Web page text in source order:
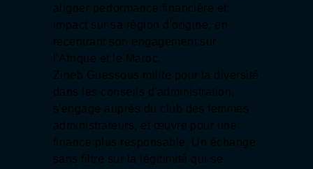
aligner performance financière et
impact sur sa région d'origine, en
recentrant son engagement sur
l'Afrique et le Maroc.
Zineb Guessous milite pour la diversité
dans les conseils d'administration,
s'engage auprès du club des femmes
administrateurs, et œuvre pour une
finance plus responsable. Un échange
sans filtre sur la légitimité qui se